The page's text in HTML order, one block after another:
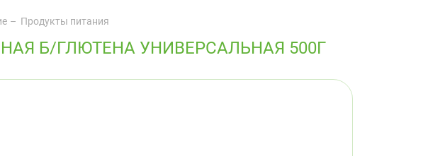
Продукты питания
Б/ГЛЮТЕНА УНИВЕРСАЛЬНАЯ 500Г